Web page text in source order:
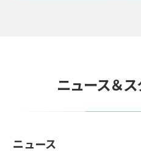
ニュース＆
ニュース